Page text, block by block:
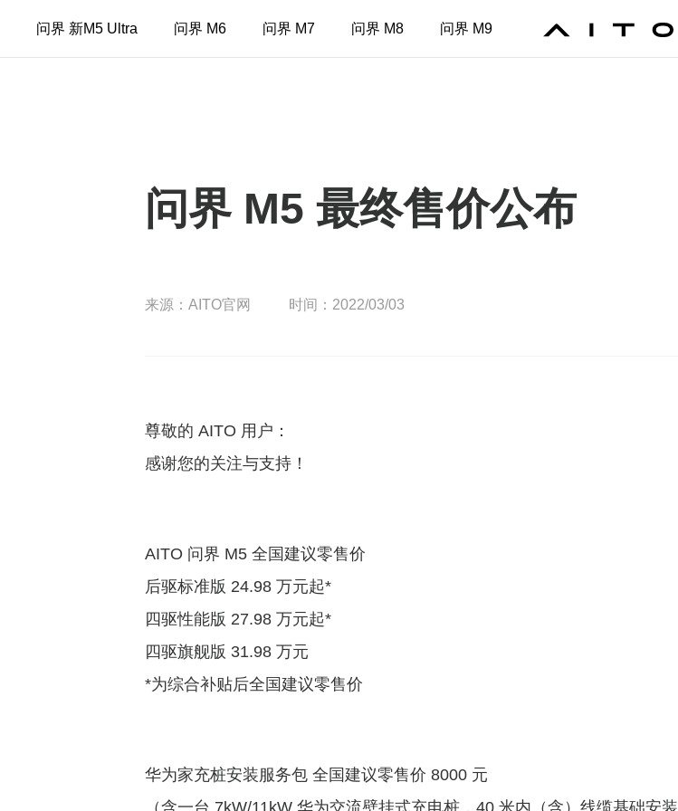
问界 新M5 Ultra 问界 M6 问界 M7 问界 M8 问界 M9
问界 M5 最终售价公布
来源：AITO官网 时间：2022/03/03
尊敬的 AITO 用户：
感谢您的关注与支持！
AITO 问界 M5 全国建议零售价
后驱标准版 24.98 万元起*
四驱性能版 27.98 万元起*
四驱旗舰版 31.98 万元
*为综合补贴后全国建议零售价
华为家充桩安装服务包 全国建议零售价 8000 元
（含一台 7kW/11kW 华为交流壁挂式充电桩，40 米内（含）线缆基础安装